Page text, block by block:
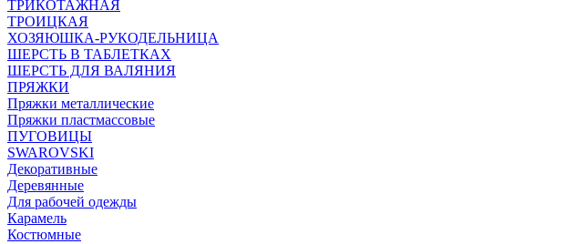
ТРИКОТАЖНАЯ
ТРОИЦКАЯ
ХОЗЯЮШКА-РУКОДЕЛЬНИЦА
ШЕРСТЬ В ТАБЛЕТКАХ
ШЕРСТЬ ДЛЯ ВАЛЯНИЯ
ПРЯЖКИ
Пряжки металлические
Пряжки пластмассовые
ПУГОВИЦЫ
SWAROVSKI
Декоративные
Деревянные
Для рабочей одежды
Карамель
Костюмные